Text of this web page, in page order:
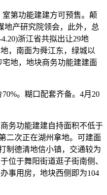
第功能建建方可预售。颠
地产研究院领会，此外，总
浙江省共拟出让29地
，南面为舜江东，绿城以
地，地块商务功能建建面
。糊口配套齐备。4月20
功能建建自持面积不低于
二次正在湖州拿地。可建面
制德清地信小镇，交通较为
位于舞阳街道逛子街南侧、
事用房，地块西侧即为104